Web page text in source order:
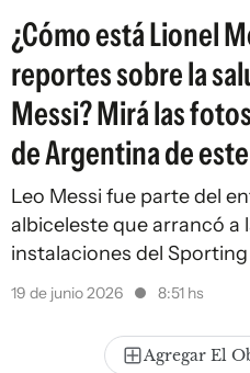
¿Cómo está Lionel
reportes sobre la
Messi? Mirá las
de Argentina de
Leo Messi fue parte del
albiceleste que arrancó a
instalaciones del
19 de junio 2026 8:51 hs
Agregar El